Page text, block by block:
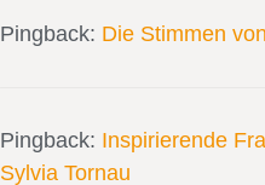
Pingback: Die Stimmen
Pingback: Inspirierende
Sylvia Tornau